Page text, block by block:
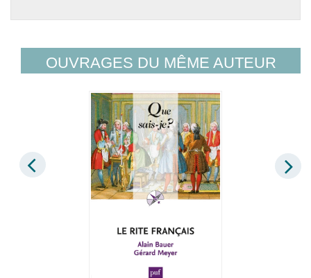
OUVRAGES DU MÊME AUTEUR